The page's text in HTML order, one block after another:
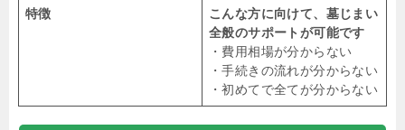
特徴
こんな方に向けて、墓じまい
全般のサポートが可能です
・費用相場が分からない
・手続きの流れが分からない
・初めてで全てが分からない